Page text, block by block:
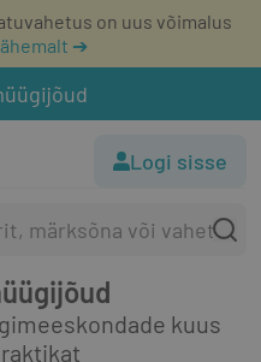
on uus võimalus
➔
Logi sisse
kuus